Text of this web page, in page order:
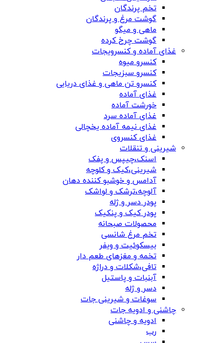
تخم پرندگان
گوشت مرغ و پرندگان
ماهی و میگو
گوشت چرخ کرده
غذای آماده و کنسرویجات
کنسرو میوه
کنسرو سبزیجات
کنسرو تن ماهی و غذای دریایی
غذای آماده
خورشت آماده
غذای آماده سرد
غذای نیمه آماده یخچالی
غذای کنسروی
شیرینی و تنقلات
اسنک،چیپس و پفک
شیرینی،کیک و کلوچه
آدامس و خوشبو کننده دهان
آلوچه،ترشک و لواشک
پودر دسر و ژله
پودر کیک و پنکیک
محصولات صبحانه
تخم مرغ شانسی
بیسکوئیت و ویفر
تخمه و مغزهای طعم دار
تافی،شکلات و دراژه
آبنبات و پاستیل
دسر و ژله
سوغات و شیرینی جات
چاشنی و ادویه جات
ادویه و چاشنی
رب